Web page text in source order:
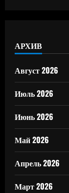
АРХИВ
Август 2026
Июль 2026
Июнь 2026
Май 2026
Апрель 2026
Март 2026